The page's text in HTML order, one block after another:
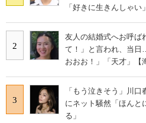
「好きに生きんしゃい」
2
友人の結婚式へお呼
て！」と言われ、当
おおお！」「天才」【
3
「もう泣きそう」川
にネット騒然「ほんと
る」